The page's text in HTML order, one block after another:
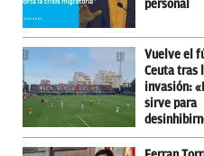
personal
Vuelve el
Ceuta tras
invasión:
sirve para